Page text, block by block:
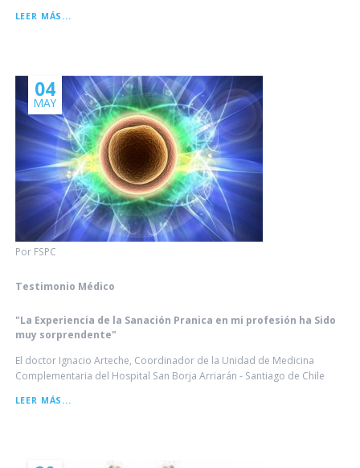
LEER MÁS...
SERVICIO
Por FSPC
04
MAY
Testimonio Médico
"La Experiencia de la Sanación Pranica en mi profesión ha Sido
muy sorprendente"
El doctor Ignacio Arteche, Coordinador de la Unidad de Medicina
Complementaria del Hospital San Borja Arriarán - Santiago de Chile
LEER MÁS...